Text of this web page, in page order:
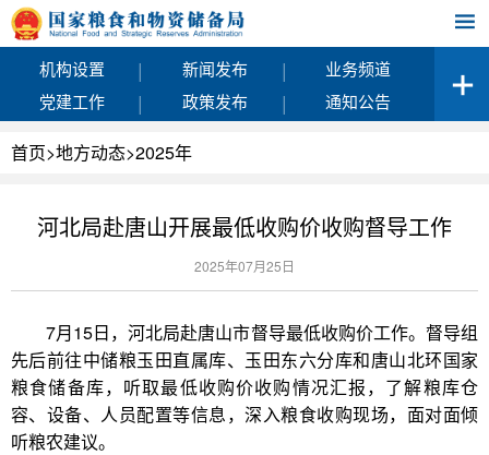
机构设置 | 新闻发布 |
业务频道
党建工作
| 政策发布 | 通知公告
首页>地方动态>2025年
河北局赴唐山开展最低收购价收购督导工作
2025年07月25日
7月15日，河北局赴唐山市督导最低收购价工作。督导组
先后前往中储粮玉田直属库、玉田东六分库和唐山北环国家
粮食储备库，听取最低收购价收购情况汇报，了解粮库仓
容、设备、人员配置等信息，深入粮食收购现场，面对面倾
听粮农建议。